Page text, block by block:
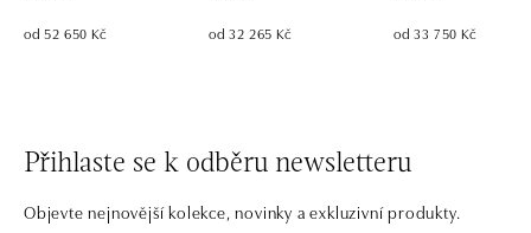
od 52 650 Kč od 32 265 Kč od 33 750 Kč
Přihlaste se k odběru newsletteru
Objevte nejnovější kolekce, novinky a exkluzivní produkty.